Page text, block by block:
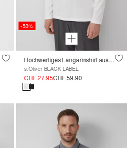
-53%
Hochwertiges Langarmshirt aus Edeljersey
s.Oliver BLACK LABEL
CHF 27.95CHF 59.90